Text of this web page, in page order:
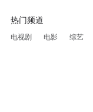
热门频道
电视剧 电影 综艺